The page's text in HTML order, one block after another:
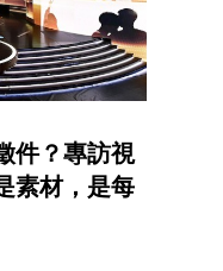
件？專訪視
素材，是每